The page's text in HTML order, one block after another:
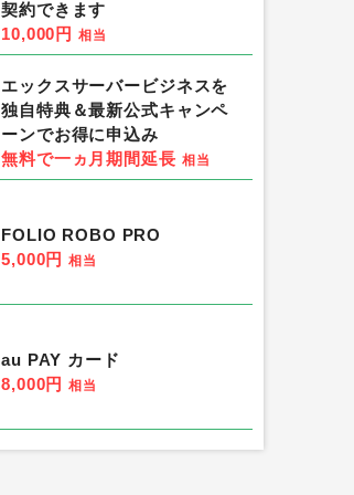
契約できます
10,000円 相当
エックスサーバービジネスを
独自特典＆最新公式キャンペ
ーンでお得に申込み
無料で一ヵ月期間延長 相当
FOLIO ROBO PRO
5,000円 相当
au PAY カード
8,000円 相当